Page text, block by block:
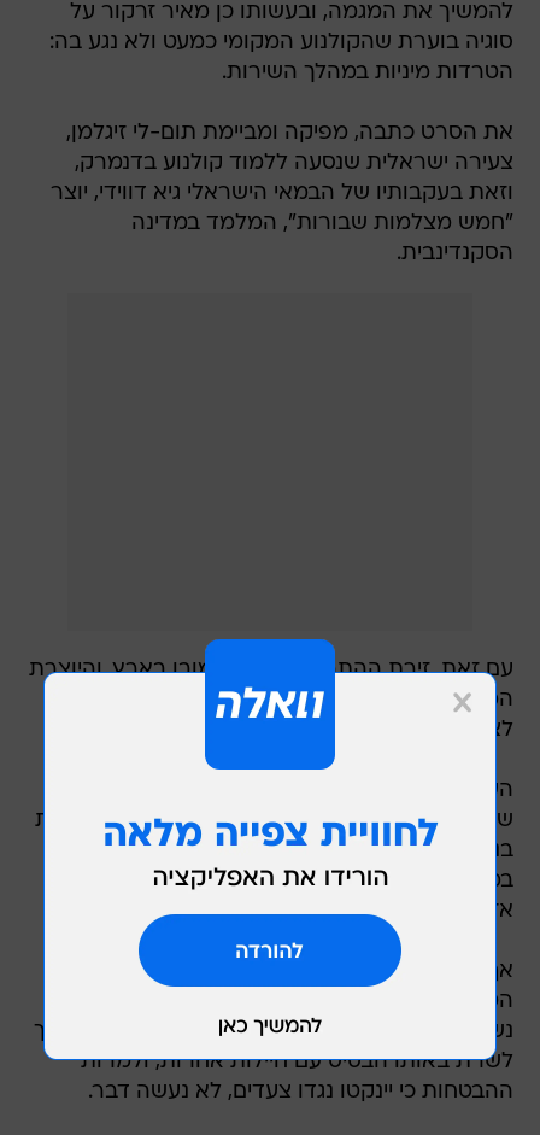
להמשיך את המגמה, ובעשותו כן מאיר זרקור על
סוגיה בוערת שהקולנוע המקומי כמעט ולא נגע בה:
הטרדות מיניות במהלך השירות.
את הסרט כתבה, מפיקה ומביימת תום-לי זיגלמן,
צעירה ישראלית שנסעה ללמוד קולנוע בדנמרק,
וזאת בעקבותיו של הבמאי הישראלי גיא דווידי, יוצר
"חמש מצלמות שבורות", המלמד במדינה
הסקנדינבית.
עם זאת, זירת ההתרחשות היא כמובן בארץ, והיוצרת
המוכשרת הגיעה לכאן לאחרונה לביקור מולדת כדי
לצלם את הפרויקט.
העלילה שלו, היא מספרת, מבוססת על חוויות
שעברה בעת שירותה כקצינה האחראית על הדרכות
בנושא הטרדות מיניות. במסגרת זו, לדבריה, נתקלה
במקרה של חיילת שעברה הטרדה ובסופו של דבר
אזרה אומץ להתלונן.
אף שמפקדיה עודדו אותה להגיש את התלונה,
הטיפול בה בסופו של דבר קומם את זיגלמן: החיילת
נשלחה לבסיס אחר, והקצין המטרידן לכאורה המשיך
לשרת באותו הבסיס עם חיילות אחרות, ולמרות
ההבטחות כי יינקטו נגדו צעדים, לא נעשה דבר.